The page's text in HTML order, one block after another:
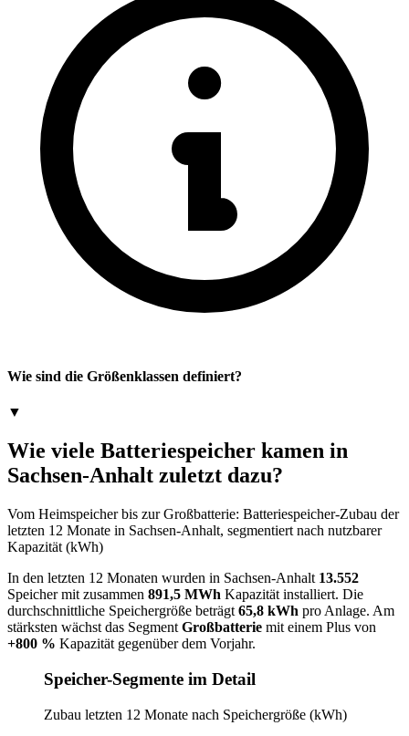
Wie sind die Größenklassen definiert?
▼
Wie viele Batteriespeicher kamen in
Sachsen-Anhalt zuletzt dazu?
Vom Heimspeicher bis zur Großbatterie: Batteriespeicher-Zubau der
letzten 12 Monate in Sachsen-Anhalt, segmentiert nach nutzbarer
Kapazität (kWh)
In den letzten 12 Monaten wurden in Sachsen-Anhalt 13.552
Speicher mit zusammen 891,5 MWh Kapazität installiert. Die
durchschnittliche Speichergröße beträgt 65,8 kWh pro Anlage. Am
stärksten wächst das Segment Großbatterie mit einem Plus von
+800 % Kapazität gegenüber dem Vorjahr.
Speicher-Segmente im Detail
Zubau letzten 12 Monate nach Speichergröße (kWh)